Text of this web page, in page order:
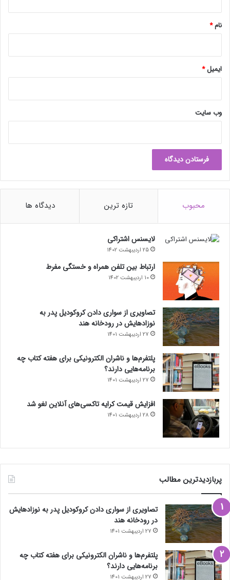
ف
ی
ش
نام*
ایمیل*
وب‌ سایت
محبوب تازه ترین دیدگاه ها
لایسنس اشتراکی
25 اردیبهشت 1402
ارتباط بین تلفن همراه و خستگی مفرط
10 اردیبهشت 1402
تصاویری از سواری دادن کروکودیل پدر به
نوزادهایش در رودخانه هند
27 اردیبهشت 1401
پلتفرم‌ها و ناشران الکترونیکی برای هفته کتاب چه
برنامه‌هایی دارند؟
27 اردیبهشت 1401
افزایش قیمت کرایه تاکسی‌های آنلاین لغو شد
28 اردیبهشت 1401
پربازدیدترین مطالب
تصاویری از سواری دادن کروکودیل پدر به نوزادهایش
در رودخانه هند
27 اردیبهشت 1401
پلتفرم‌ها و ناشران الکترونیکی برای هفته کتاب چه
برنامه‌هایی دارند؟
27 اردیبهشت 1401